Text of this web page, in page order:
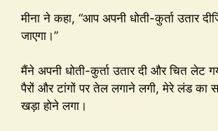
मीना ने कहा, “आप अपनी धोती-कुर्ता उतार
जाएगा।”
मैंने अपनी धोती-कुर्ता उतार दी और चित लेट
पैरों और टांगों पर तेल लगाने लगी, मेरे लंड का
खड़ा होने लगा।